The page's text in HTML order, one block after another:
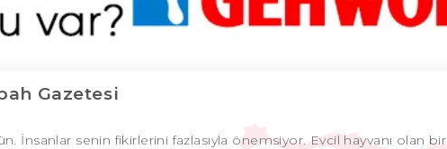
Gazetesi
İnsanlar senin fikirlerini fazlasıyla önemsiyor. Evcil hayvanı olan bir